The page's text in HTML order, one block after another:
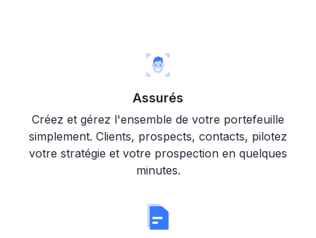
Assurés
Créez et gérez l'ensemble de votre portefeuille
simplement. Clients, prospects, contacts, pilotez
votre stratégie et votre prospection en quelques
minutes.